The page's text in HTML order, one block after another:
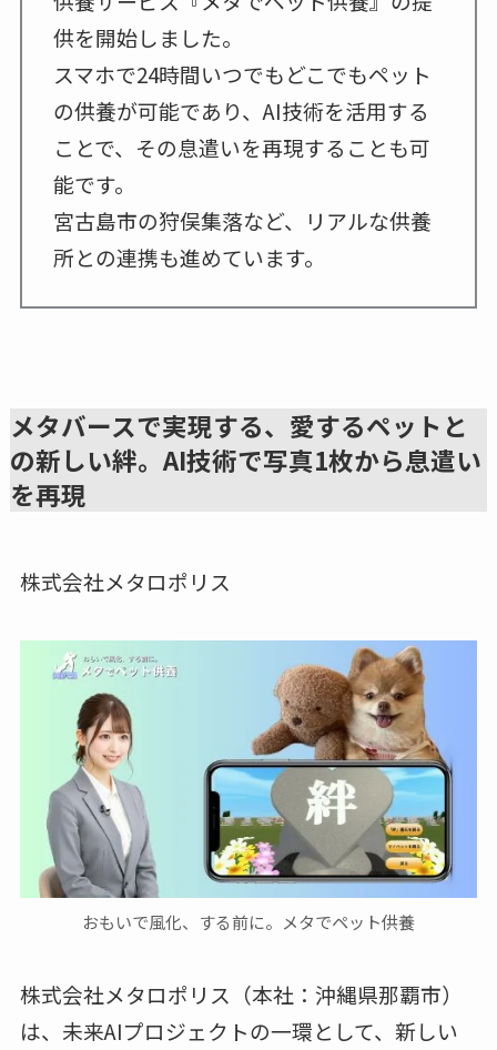
供を開始しました。
スマホで24時間いつでもどこでもペット
の供養が可能であり、AI技術を活用する
ことで、その息遣いを再現することも可
能です。
宮古島市の狩俣集落など、リアルな供養
所との連携も進めています。
メタバースで実現する、愛するペットと
の新しい絆。AI技術で写真1枚から息遣い
を再現
株式会社メタロポリス
おもいで風化、する前に。メタでペット供養
株式会社メタロポリス（本社：沖縄県那覇市）
は、未来AIプロジェクトの一環として、新しい